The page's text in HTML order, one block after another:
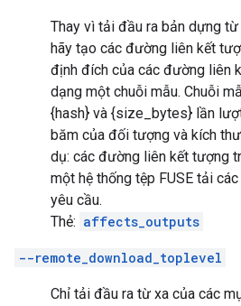
Thay vì tải đầu ra bản dựng
hãy tạo các đường liên kết
định đích của các đường liên
dạng một chuỗi mẫu. Chuỗi
{hash} và {size_bytes} lần
băm của đối tượng và kích
dụ: các đường liên kết tượng
một hệ thống tệp FUSE tải
yêu cầu.
Thẻ: affects_outputs
--remote_download_toplevel
Chỉ tải đầu ra từ xa của các